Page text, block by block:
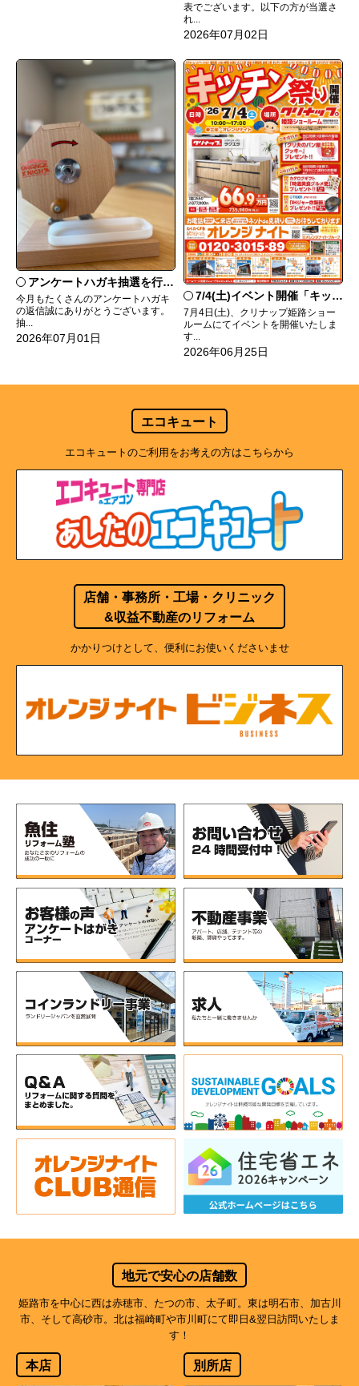
表でございます。以下の方が当選さ
れ...
2026年07月02日
アンケートハガキ抽選を行います！
今月もたくさんのアンケートハガキ
の返信誠にありがとうございます。
抽...
2026年07月01日
7/4(土)イベント開催「キッチン祭り」
7月4日(土)、クリナップ姫路ショー
ルームにてイベントを開催いたしま
す...
2026年06月25日
エコキュート
エコキュートのご利用をお考えの方はこちらから
店舗・事務所・工場・クリニック
&収益不動産のリフォーム
かかりつけとして、便利にお使いくださいませ
地元で安心の店舗数
姫路市を中心に西は赤穂市、たつの市、太子町。東は明石市、加古川
市、そして高砂市。北は福崎町や市川町にて即日&翌日訪問いたしま
す！
本店 別所店